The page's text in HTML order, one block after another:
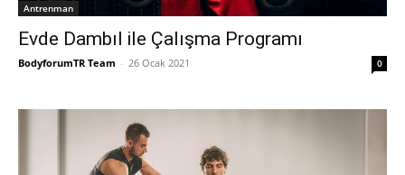
Antrenman
Evde Dambıl ile Çalışma Programı
BodyforumTR Team - 26 Ocak 2021 0